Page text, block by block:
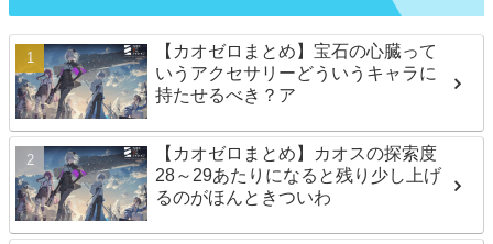
【カオゼロまとめ】宝石の心臓って
いうアクセサリーどういうキャラに
持たせるべき？ア
【カオゼロまとめ】カオスの探索度
28～29あたりになると残り少し上げ
るのがほんときついわ